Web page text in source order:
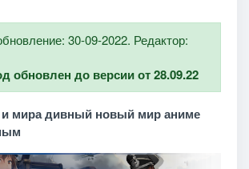
30-09-2022. Редактор:
обновлен до версии от 28.09.22
мира дивный новый мир аниме